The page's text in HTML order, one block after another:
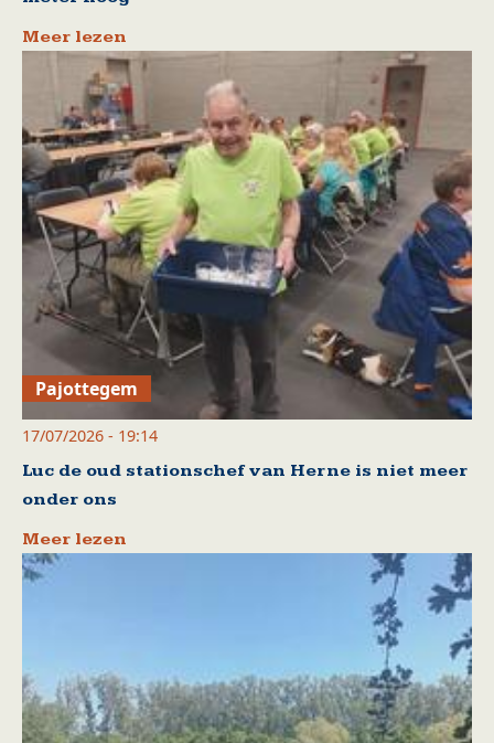
Meer lezen
Pajottegem
17/07/2026 - 19:14
Luc de oud stationschef van Herne is niet meer
onder ons
Meer lezen